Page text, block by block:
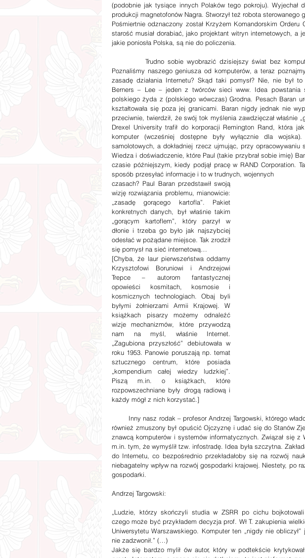
(podobnie jak tysiące innych Polaków tego pokroju). Wyjechał
produkcji magnetofonów Nagra. Stworzył też robota sterowanego
Pośmiertnie odznaczony został Krzyżem Komandorskim
starość musiał dorabiać, jako projektant witryn internetowych, a
jakie poniosła Polska, są nie do policzenia.
          Trudno sobie wyobrazić dzisiejszy świat bez komputerów, a jeszcze trudniej bez Internetu.
Poznaliśmy naszego geniusza od komputerów, a teraz
zasadę działania Internetu? Skąd taki pomysł? Nie, nie był
Berners – Lee – jeden z twórców sieci www. Idea powstania
polskiego żyda z (polskiego wówczas) Grodna. Pesach Baran
kształtowała się poza jej granicami. Baran nigdy jednak nie
przeciwnie, twierdził, że swój tok myślenia zawdzięczał właśnie
Drexel University trafił do korporacji Remington Rand, która
komputer (wcześniej dostępne były wyłącznie dla
samolotowych, a dokładniej rzecz ujmując, przy
Wiedza i doświadczenie, które Paul (takie przybrał sobie imię)
czasie późniejszym, kiedy podjął pracę w RAND Corporation.
sposób przesyłać informacje i to w trudnych, wojennych
czasach? Paul Baran przedstawił swoją
wizję rozwiązania problemu, mianowicie:
„zasadę gorącego kartofla”. Pakiet
konkretnych danych, był właśnie takim
„gorącym kartoflem”, który parzył w
dłonie i trzeba go było jak najszybciej
odesłać w pożądane miejsce. Tak zrodził
się pomysł na sieć internetową…
[Chyba, że laur pierwszeństwa oddamy
Krzysztofowi Boruniowi i Andrzejowi
Trepce – autorom fantastycznej
opowieści kosmitach, kosmosie i
kosmicznych technologiach. Obaj byli
byłymi żołnierzami Armii Krajowej. W
książkach pisarzy możemy odnaleźć
wizje mechanizmów, które przywodzą
nam na myśl, właśnie Internet.
„Zagubiona przyszłość” debiutowała w
roku 1953. Panowie poruszają np. temat
sztucznego centrum, które posiada
„kompendium całej wiedzy ludzkiej”.
Piszą m.in. o książkach, które
rozpowszechniane były drogą radiową i
każdy mógł z nich korzystać.]
również zmuszony był opuścić Ojczyznę i udać się do Stanów
znawcą komputerów i systemów informatycznych. Związał się z
m.in. tym, że wymyślił tzw. infostradę. Idea była szczytna.
do Internetu, co bezpośrednio przekładałoby się na rozwój
niebagatelny wpływ na rozwój gospodarki krajowej. Niestety, po
gospodarki.
Andrzej Targowski:
„Ludzie, którzy skończyli studia w ZSRR po cichu
czego może być przykładem decyzja prof. Wł T. zakupienia
Uniwersytetu Warszawskiego. Komputer ten „nigdy nie
nie zadzwonił.” (…)
Jakże się bardzo mylił ów autor, który w podtekście